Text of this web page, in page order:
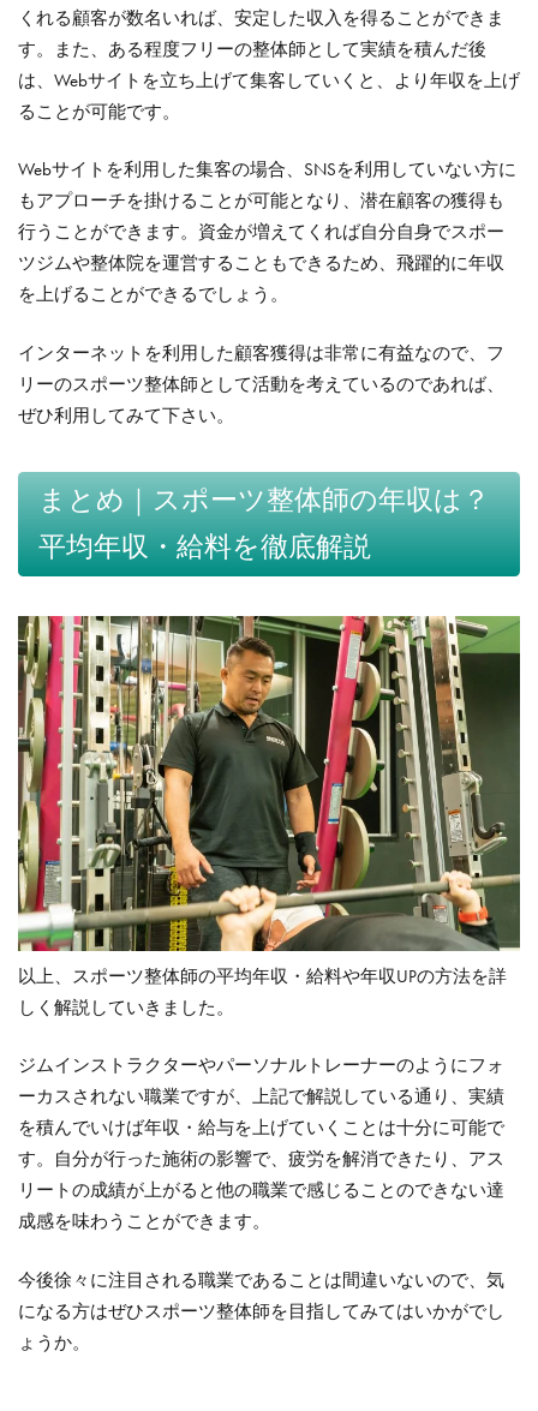
くれる顧客が数名いれば、安定した収入を得ることができま
す。また、ある程度フリーの整体師として実績を積んだ後
は、Webサイトを立ち上げて集客していくと、より年収を上げ
ることが可能です。
Webサイトを利用した集客の場合、SNSを利用していない方に
もアプローチを掛けることが可能となり、潜在顧客の獲得も
行うことができます。 資金が増えてくれば自分自身でスポー
ツジムや整体院を運営することもできるため、飛躍的に年収
を上げることができるでしょう。
インターネットを利用した顧客獲得は非常に有益なので、フ
リーのスポーツ整体師として活動を考えているのであれば、
ぜひ利用してみて下さい。
まとめ｜スポーツ整体師の年収は？
平均年収・給料を徹底解説
以上、スポーツ整体師の平均年収・給料や年収UPの方法を詳
しく解説していきました。
ジムインストラクターやパーソナルトレーナーのようにフォ
ーカスされない職業ですが、上記で解説している通り、実績
を積んでいけば年収・給与を上げていくことは十分に可能で
す。自分が行った施術の影響で、疲労を解消できたり、アス
リートの成績が上がると他の職業で感じることのできない達
成感を味わうことができます。
今後徐々に注目される職業であることは間違いないので、気
になる方はぜひスポーツ整体師を目指してみてはいかがでし
ょうか。